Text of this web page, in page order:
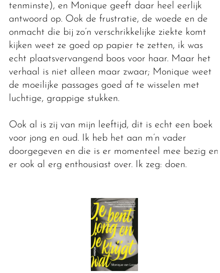
tenminste), en Monique geeft daar heel eerlijk
antwoord op. Ook de frustratie, de woede en de
onmacht die bij zo’n verschrikkelijke ziekte komt
kijken weet ze goed op papier te zetten, ik was
echt plaatsvervangend boos voor haar. Maar het
verhaal is niet alleen maar zwaar; Monique weet
de moeilijke passages goed af te wisselen met
luchtige, grappige stukken.
Ook al is zij van mijn leeftijd, dit is echt een boek
voor jong en oud. Ik heb het aan m’n vader
doorgegeven en die is er momenteel mee bezig en
er ook al erg enthousiast over. Ik zeg: doen.